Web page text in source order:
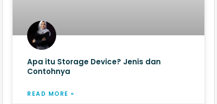
Apa itu Storage Device? Jenis dan
Contohnya
READ MORE »